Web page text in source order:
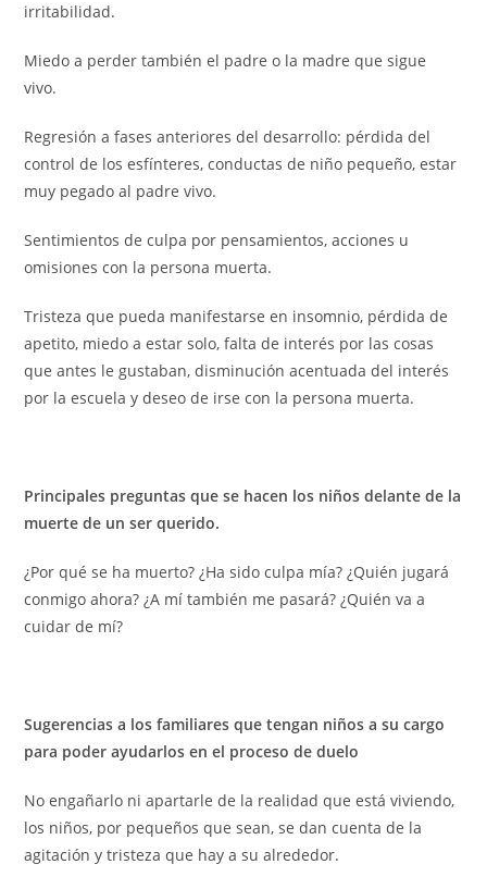
irritabilidad.
Miedo a perder también el padre o la madre que sigue
vivo.
Regresión a fases anteriores del desarrollo: pérdida del
control de los esfínteres, conductas de niño pequeño, estar
muy pegado al padre vivo.
Sentimientos de culpa por pensamientos, acciones u
omisiones con la persona muerta.
Tristeza que pueda manifestarse en insomnio, pérdida de
apetito, miedo a estar solo, falta de interés por las cosas
que antes le gustaban, disminución acentuada del interés
por la escuela y deseo de irse con la persona muerta.
Principales preguntas que se hacen los niños delante de la
muerte de un ser querido.
¿Por qué se ha muerto? ¿Ha sido culpa mía? ¿Quién jugará
conmigo ahora? ¿A mí también me pasará? ¿Quién va a
cuidar de mí?
Sugerencias a los familiares que tengan niños a su cargo
para poder ayudarlos en el proceso de duelo
No engañarlo ni apartarle de la realidad que está viviendo,
los niños, por pequeños que sean, se dan cuenta de la
agitación y tristeza que hay a su alrededor.